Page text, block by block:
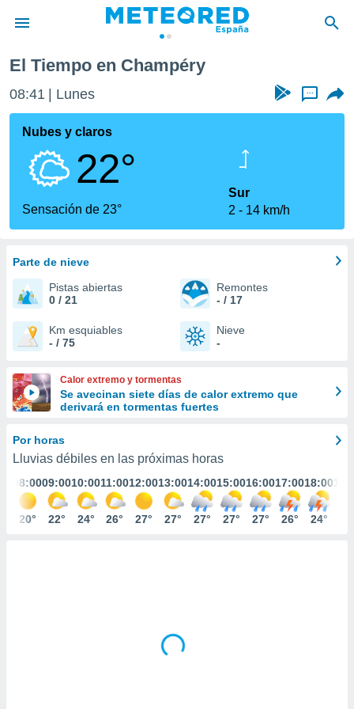
de
por
que se
calidad.
a este
las
y
forma
basada
permite
coste.
botón
a la
ACEPTAR
CONTINUAR
CONFIGURACIÓN
El Tiempo en Champéry
08:41 Lunes ...
Nubes y claros
22°
Sensación de 23°
Sur
2
14 km/h
Parte de nieve
Pistas abiertas
0 / 21
Remontes
- / 17
Km esquiables
- / 75
Nieve
-
Calor extremo y tormentas
Se avecinan siete días de calor extremo que
derivará en tormentas fuertes
Por horas
Lluvias débiles en las próximas horas
08:00
20°
09:00
22°
10:00
24°
11:00
26°
12:00
27°
13:00
27°
14:00
27°
15:00
27°
16:00
27°
17:00
26°
18:00
24°